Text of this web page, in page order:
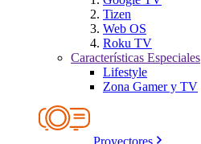
Tizen
Web OS
Roku TV
Características Especiales
Lifestyle
Zona Gamer y TV
Proyectores